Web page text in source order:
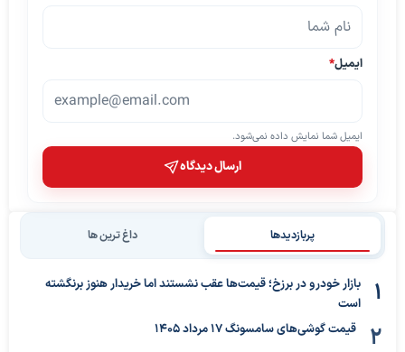
ایمیل*
ایمیل شما نمایش داده نمی‌شود.
ارسال دیدگاه
پربازدیدها داغ ترین ها
بازار خودرو در برزخ؛ قیمت‌ها عقب نشستند اما خریدار هنوز برنگشته
است
قیمت گوشی‌های سامسونگ 17 مرداد 1405